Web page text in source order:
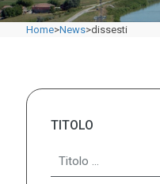
Home>News>dissesti
TITOLO